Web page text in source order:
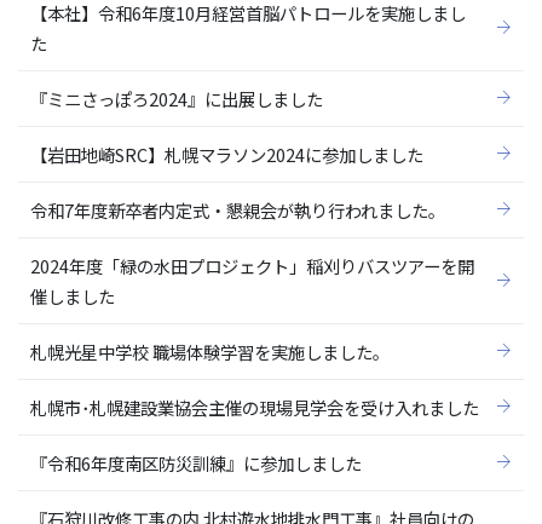
【本社】令和6年度10月経営首脳パトロールを実施しまし
た
『ミニさっぽろ2024』に出展しました
【岩田地崎SRC】札幌マラソン2024に参加しました
令和7年度新卒者内定式・懇親会が執り行われました。
2024年度「緑の水田プロジェクト」稲刈りバスツアーを開
催しました
札幌光星中学校 職場体験学習を実施しました。
札幌市･札幌建設業協会主催の現場見学会を受け入れました
『令和6年度南区防災訓練』に参加しました
『石狩川改修工事の内 北村遊水地排水門工事』社員向けの